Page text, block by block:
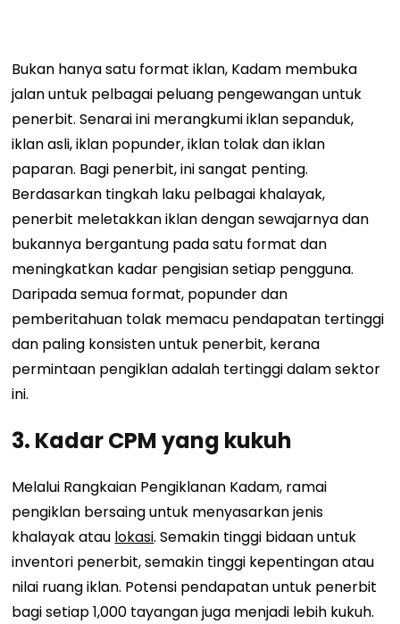
Bukan hanya satu format iklan, Kadam membuka
jalan untuk pelbagai peluang pengewangan untuk
penerbit. Senarai ini merangkumi iklan sepanduk,
iklan asli, iklan popunder, iklan tolak dan iklan
paparan. Bagi penerbit, ini sangat penting.
Berdasarkan tingkah laku pelbagai khalayak,
penerbit meletakkan iklan dengan sewajarnya dan
bukannya bergantung pada satu format dan
meningkatkan kadar pengisian setiap pengguna.
Daripada semua format, popunder dan
pemberitahuan tolak memacu pendapatan tertinggi
dan paling konsisten untuk penerbit, kerana
permintaan pengiklan adalah tertinggi dalam sektor
ini.
3. Kadar CPM yang kukuh
Melalui Rangkaian Pengiklanan Kadam, ramai
pengiklan bersaing untuk menyasarkan jenis
khalayak atau lokasi. Semakin tinggi bidaan untuk
inventori penerbit, semakin tinggi kepentingan atau
nilai ruang iklan. Potensi pendapatan untuk penerbit
bagi setiap 1,000 tayangan juga menjadi lebih kukuh.